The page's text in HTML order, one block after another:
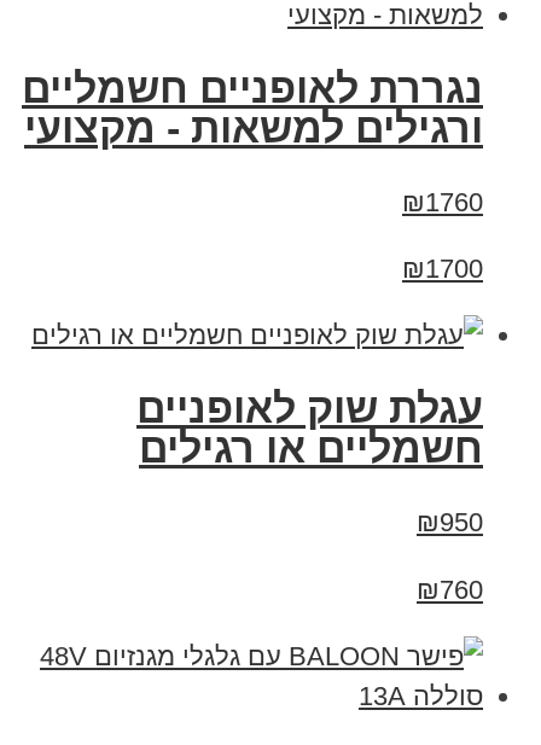
נגררת לאופניים חשמליים
ורגילים למשאות - מקצועי
₪1760
₪1700
עגלת שוק לאופניים
חשמליים או רגילים
₪950
₪760